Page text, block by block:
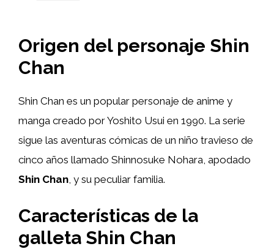
Origen del personaje Shin
Chan
Shin Chan es un popular personaje de anime y
manga creado por Yoshito Usui en 1990. La serie
sigue las aventuras cómicas de un niño travieso de
cinco años llamado Shinnosuke Nohara, apodado
Shin Chan, y su peculiar familia.
Características de la
galleta Shin Chan